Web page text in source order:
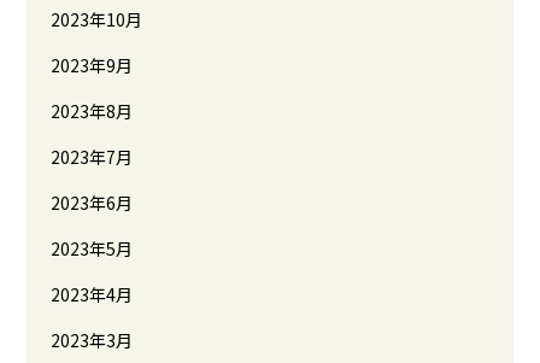
2023年10月
2023年9月
2023年8月
2023年7月
2023年6月
2023年5月
2023年4月
2023年3月